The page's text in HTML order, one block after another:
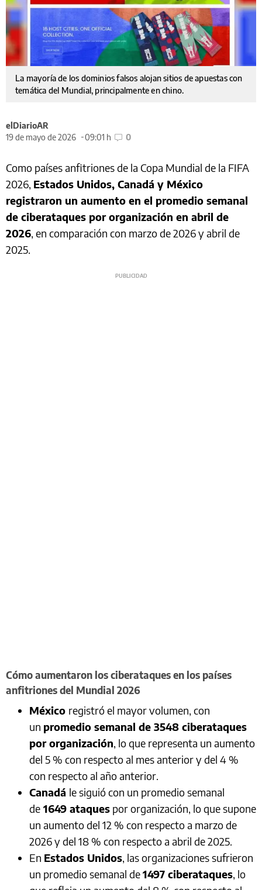
La mayoría de los dominios falsos alojan sitios de apuestas con
temática del Mundial, principalmente en chino.
elDiarioAR
19 de mayo de 2026
09:01 h 0
Como países anfitriones de la Copa Mundial de la FIFA
2026, Estados Unidos, Canadá y México
registraron un aumento en el promedio semanal
de ciberataques por organización en abril de
2026, en comparación con marzo de 2026 y abril de
2025.
Cómo aumentaron los ciberataques en los países
anfitriones del Mundial 2026
México registró el mayor volumen, con
un promedio semanal de 3548 ciberataques
por organización, lo que representa un aumento
del 5 % con respecto al mes anterior y del 4 %
con respecto al año anterior.
Canadá le siguió con un promedio semanal
de 1649 ataques por organización, lo que supone
un aumento del 12 % con respecto a marzo de
2026 y del 18 % con respecto a abril de 2025.
En Estados Unidos, las organizaciones sufrieron
un promedio semanal de1497 ciberataques, lo